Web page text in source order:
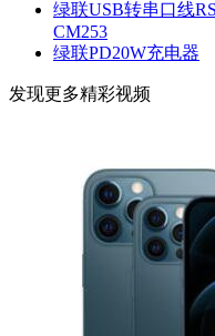
绿联USB转串口线
CM253
绿联PD20W充电器
发现更多精彩视频